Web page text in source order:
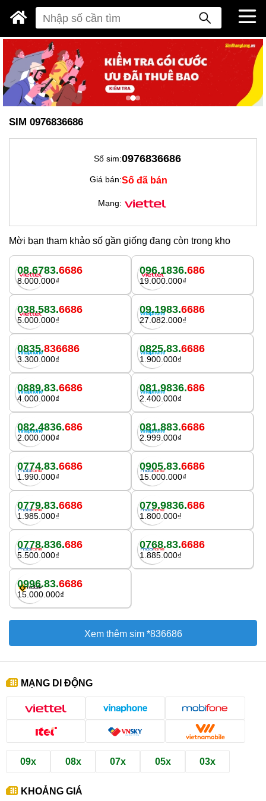
SIM 0976836686
Số sim:0976836686
Giá bán:Số đã bán
Mạng:
Mời bạn tham khảo số gần giống đang còn trong kho
08.6783.6686
8.000.000₫
096.1836.686
19.000.000₫
038.583.6686
5.000.000₫
09.1983.6686
27.082.000₫
0835.836686
3.300.000₫
0825.83.6686
1.900.000₫
0889.83.6686
4.000.000₫
081.9836.686
2.400.000₫
082.4836.686
2.000.000₫
081.883.6686
2.999.000₫
0774.83.6686
1.990.000₫
0905.83.6686
15.000.000₫
0779.83.6686
1.985.000₫
079.9836.686
1.800.000₫
0778.836.686
5.500.000₫
0768.83.6686
1.885.000₫
0996.83.6686
15.000.000₫
Xem thêm sim *836686
MẠNG DI ĐỘNG
09x 08x 07x 05x 03x
KHOẢNG GIÁ